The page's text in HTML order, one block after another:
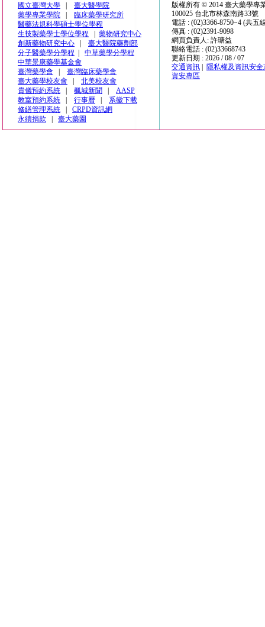
國立臺灣大學
臺大醫學院
藥學專業學院
臨床藥學研究所
醫藥法規科學碩士學位學程
生技製藥學士學位學程
藥物研究中心
創新藥物研究中心
臺大醫院藥劑部
分子醫藥學分學程
中草藥學分學程
中華景康藥學基金會
臺灣藥學會
臺灣臨床藥學會
臺大藥學校友會
北美校友會
貴儀預約系統
楓城新聞
AASP
教室預約系統
行事曆
系徽下載
修繕管理系統
CRPD資訊網
永續捐款
臺大藥園
版權所有 © 2014 臺大藥學專
100025 台北市林森南路33號
電話 : (02)3366-8750~4 (共五
傳真 : (02)2391-9098
網頁負責人: 許瑭益
聯絡電話 : (02)33668743
更新日期 : 2026 / 08 / 07
交通資訊
隱私權及資訊安全
資安專區